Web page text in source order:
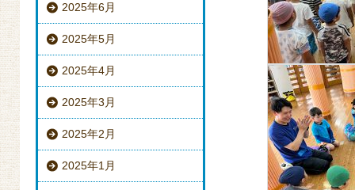
2025年6月
2025年5月
2025年4月
2025年3月
2025年2月
2025年1月